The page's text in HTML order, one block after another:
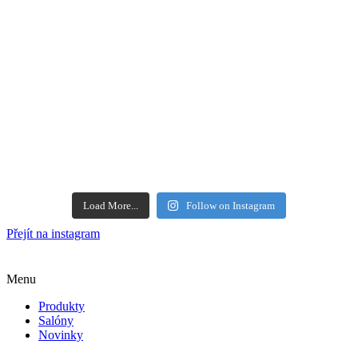
Load More... Follow on Instagram
Přejít na instagram
Menu
Produkty
Salóny
Novinky